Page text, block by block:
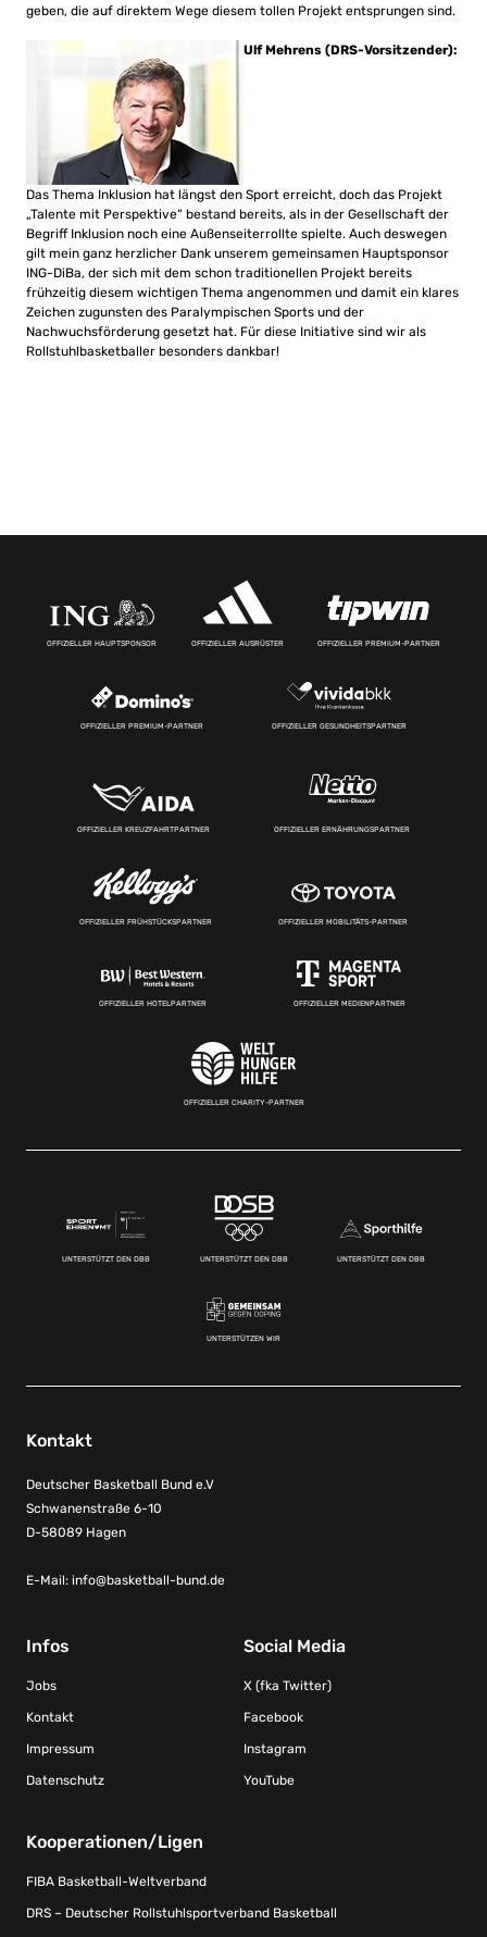
geben, die auf direktem Wege diesem tollen Projekt entsprungen sind.
Ulf Mehrens (DRS-Vorsitzender):
Das Thema Inklusion hat längst den Sport erreicht, doch das Projekt
„Talente mit Perspektive“ bestand bereits, als in der Gesellschaft der
Begriff Inklusion noch eine Außenseiterrollte spielte. Auch deswegen
gilt mein ganz herzlicher Dank unserem gemeinsamen Hauptsponsor
ING-DiBa, der sich mit dem schon traditionellen Projekt bereits
frühzeitig diesem wichtigen Thema angenommen und damit ein klares
Zeichen zugunsten des Paralympischen Sports und der
Nachwuchsförderung gesetzt hat. Für diese Initiative sind wir als
Rollstuhlbasketballer besonders dankbar!
OFFIZIELLER HAUPTSPONSOR OFFIZIELLER AUSRÜSTER OFFIZIELLER PREMIUM-PARTNER
OFFIZIELLER PREMIUM-PARTNER OFFIZIELLER GESUNDHEITSPARTNER
OFFIZIELLER KREUZFAHRTPARTNER OFFIZIELLER ERNÄHRUNGSPARTNER
OFFIZIELLER FRÜHSTÜCKSPARTNER OFFIZIELLER MOBILITÄTS-PARTNER
OFFIZIELLER HOTELPARTNER OFFIZIELLER MEDIENPARTNER
OFFIZIELLER CHARITY-PARTNER
UNTERSTÜTZT DEN DBB UNTERSTÜTZT DEN DBB UNTERSTÜTZT DEN DBB
UNTERSTÜTZEN WIR
Kontakt
Deutscher Basketball Bund e.V
Schwanenstraße 6-10
D-58089 Hagen
E-Mail: info@basketball-bund.de
Infos
Jobs
Kontakt
Impressum
Datenschutz
Social Media
X (fka Twitter)
Facebook
Instagram
YouTube
Kooperationen/Ligen
FIBA Basketball-Weltverband
DRS – Deutscher Rollstuhlsportverband Basketball